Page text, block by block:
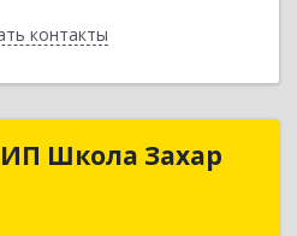
контакты
Назад
Школа Захар
ИП Школа Захар